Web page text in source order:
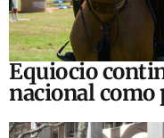
Equiocio
nacional